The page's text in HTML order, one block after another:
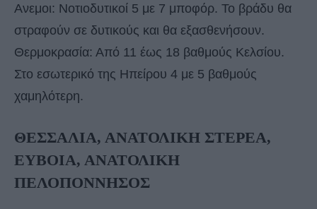
Ανεμοι: Νοτιοδυτικοί 5 με 7 μποφόρ. Το βράδυ θα
στραφούν σε δυτικούς και θα εξασθενήσουν.
Θερμοκρασία: Από 11 έως 18 βαθμούς Κελσίου.
Στο εσωτερικό της Ηπείρου 4 με 5 βαθμούς
χαμηλότερη.
ΘΕΣΣΑΛΙΑ, ΑΝΑΤΟΛΙΚΗ ΣΤΕΡΕΑ,
ΕΥΒΟΙΑ, ΑΝΑΤΟΛΙΚΗ
ΠΕΛΟΠΟΝΝΗΣΟΣ